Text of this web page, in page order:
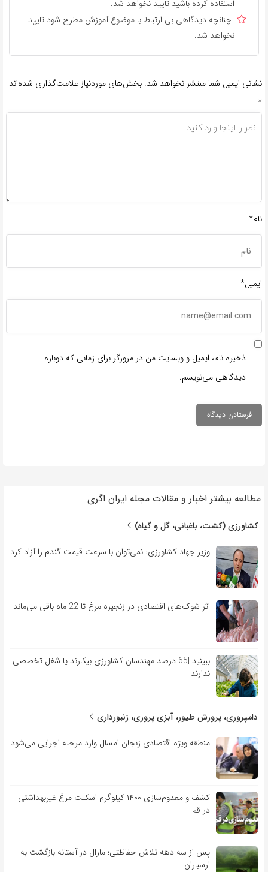
استفاده کرده باشید تایید نخواهد شد.
چنانچه دیدگاهی بی ارتباط با موضوع آموزش مطرح شود تایید
نخواهد شد.
نشانی ایمیل شما منتشر نخواهد شد. بخش‌های موردنیاز علامت‌گذاری شده‌اند
*
نام*
ایمیل*
ذخیره نام، ایمیل و وبسایت من در مرورگر برای زمانی که دوباره
دیدگاهی می‌نویسم.
مطالعه بیشتر اخبار و مقالات مجله ایران اگری
کشاورزی (کشت، باغبانی، گل و گیاه)
وزیر جهاد کشاورزی: نمی‌توان با سرعت قیمت گندم را آزاد کرد
اثر شوک‌های اقتصادی در زنجیره مرغ تا 22 ماه باقی می‌ماند
ببینید |65 درصد مهندسان کشاورزی بیکارند یا شغل تخصصی
ندارند
دامپروری، پرورش طیور، آبزی پروری، زنبورداری
منطقه ویژه اقتصادی زنجان امسال وارد مرحله اجرایی می‌شود
کشف و معدوم‌سازی ۱۴۰۰ کیلوگرم اسکلت مرغ غیربهداشتی
در قم
پس از سه دهه تلاش حفاظتی؛ مارال در آستانه بازگشت به
ارسباران